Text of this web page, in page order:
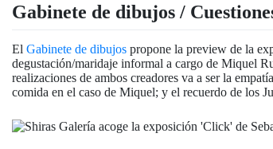
Gabinete de dibujos /
El Gabinete de dibujos propone la preview de la
degustación/maridaje informal a cargo de Miquel
realizaciones de ambos creadores va a ser la
comida en el caso de Miquel; y el recuerdo de los